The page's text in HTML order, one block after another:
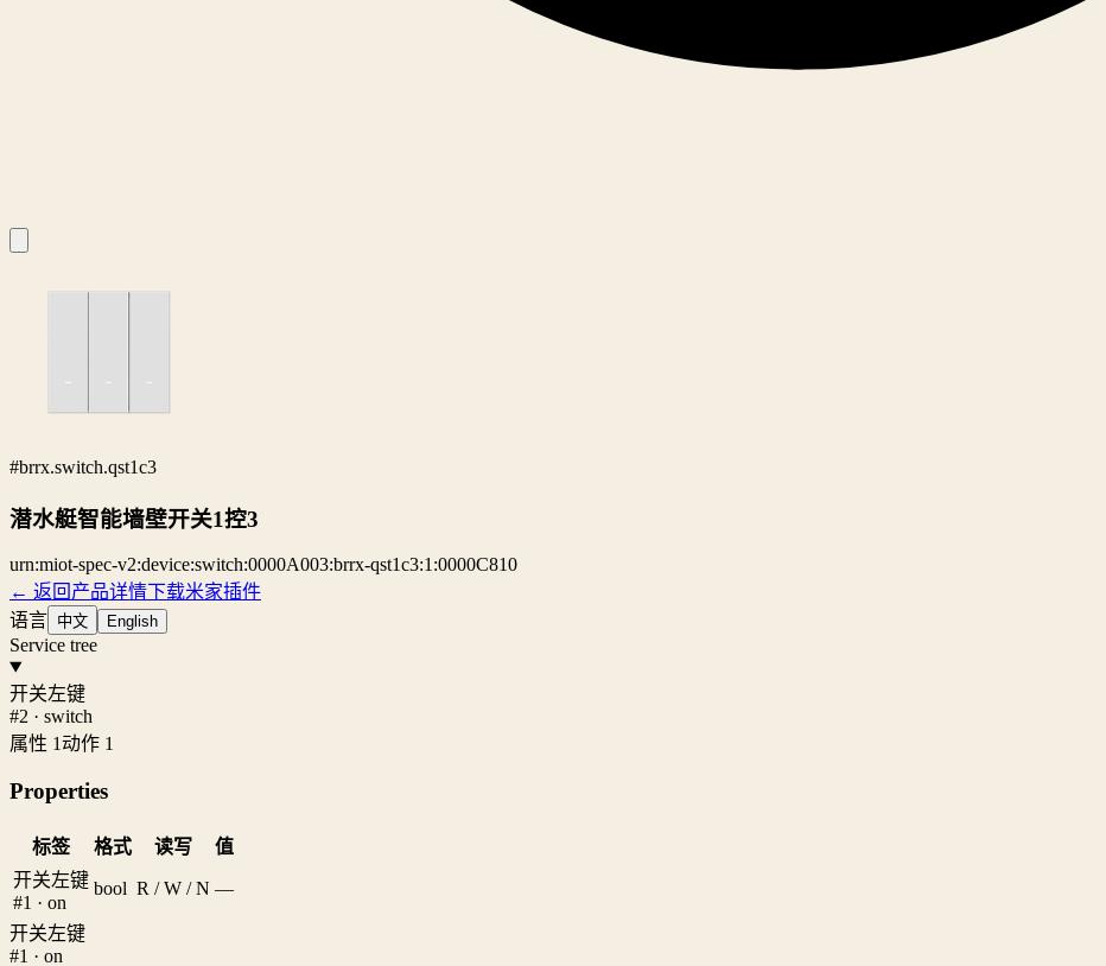
#brrx.switch.qst1c3
潜水艇智能墙壁开关1控3
urn:miot-spec-v2:device:switch:0000A003:brrx-qst1c3:1:0000C810
← 返回产品详情下载米家插件
语言 中文 English
Service tree
开关左键
#2 · switch
属性 1动作 1
Properties
标签 格式 读写
值
开关左键
#1 · on
bool R / W / N —
开关左键
#1 · on